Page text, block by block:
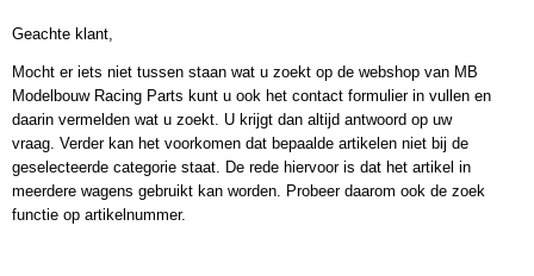
Geachte klant,
Mocht er iets niet tussen staan wat u zoekt op de webshop van MB
Modelbouw Racing Parts kunt u ook het contact formulier in vullen en
daarin vermelden wat u zoekt. U krijgt dan altijd antwoord op uw
vraag. Verder kan het voorkomen dat bepaalde artikelen niet bij de
geselecteerde categorie staat. De rede hiervoor is dat het artikel in
meerdere wagens gebruikt kan worden. Probeer daarom ook de zoek
functie op artikelnummer.